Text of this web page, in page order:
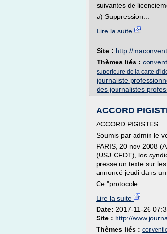
suivantes de
a) Suppression...
Lire la suite
Site : http://
Thèmes liés :
superieure de la carte
journaliste
des journalistes
ACCORD
ACCORD PIGISTES
Soumis par admin le
PARIS, 20 nov 2008
(USJ-CFDT), les
presse un texte sur
annoncé jeudi dans
Ce "protocole...
Lire la suite
Date: 2017-11-26
Site : http://
Thèmes liés :